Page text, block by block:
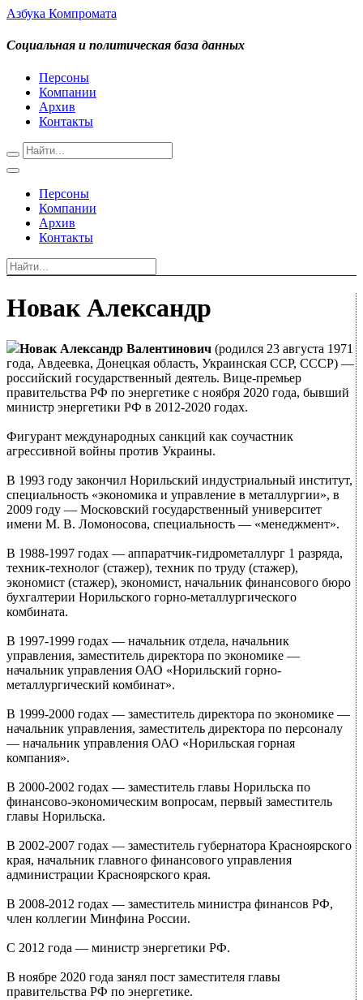
Азбука Компромата
Социальная и политическая база данных
Персоны
Компании
Архив
Контакты
Персоны
Компании
Архив
Контакты
Новак Александр
Новак Александр Валентинович (родился 23 августа 1971
года, Авдеевка, Донецкая область, Украинская ССР, СССР) —
российский государственный деятель. Вице-премьер
правительства РФ по энергетике с ноября 2020 года, бывший
министр энергетики РФ в 2012-2020 годах.
Фигурант международных санкций как соучастник
агрессивной войны против Украины.
В 1993 году закончил Норильский индустриальный институт,
специальность «экономика и управление в металлургии», в
2009 году — Московский государственный университет
имени М. В. Ломоносова, специальность — «менеджмент».
В 1988-1997 годах — аппаратчик-гидрометаллург 1 разряда,
техник-технолог (стажер), техник по труду (стажер),
экономист (стажер), экономист, начальник финансового бюро
бухгалтерии Норильского горно-металлургического
комбината.
В 1997-1999 годах — начальник отдела, начальник
управления, заместитель директора по экономике —
начальник управления ОАО «Норильский горно-
металлургический комбинат».
В 1999-2000 годах — заместитель директора по экономике —
начальник управления, заместитель директора по персоналу
— начальник управления ОАО «Норильская горная
компания».
В 2000-2002 годах — заместитель главы Норильска по
финансово-экономическим вопросам, первый заместитель
главы Норильска.
В 2002-2007 годах — заместитель губернатора Красноярского
края, начальник главного финансового управления
администрации Красноярского края.
В 2008-2012 годах — заместитель министра финансов РФ,
член коллегии Минфина России.
С 2012 года — министр энергетики РФ.
В ноябре 2020 года занял пост заместителя главы
правительства РФ по энергетике.